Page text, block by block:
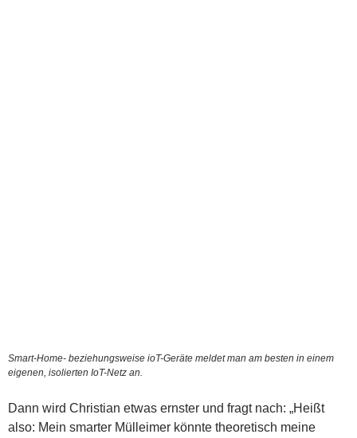
Smart-Home- beziehungsweise ioT-Geräte meldet man am besten in einem
eigenen, isolierten IoT-Netz an.
Dann wird Christian etwas ernster und fragt nach: „Heißt
also: Mein smarter Mülleimer könnte theoretisch meine